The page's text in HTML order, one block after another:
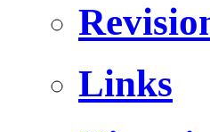
Links